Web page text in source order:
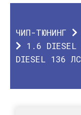
О КОМПАНИИ
ЧИП-ТЮНИНГ
1.6
DIESEL 136